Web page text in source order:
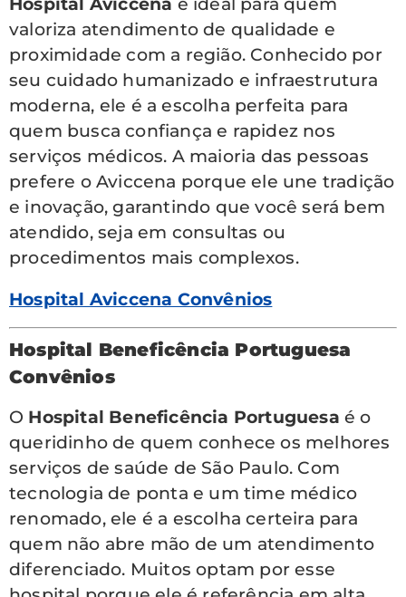
Hospital Aviccena é ideal para quem
valoriza atendimento de qualidade e
proximidade com a região. Conhecido por
seu cuidado humanizado e infraestrutura
moderna, ele é a escolha perfeita para
quem busca confiança e rapidez nos
serviços médicos. A maioria das pessoas
prefere o Aviccena porque ele une tradição
e inovação, garantindo que você será bem
atendido, seja em consultas ou
procedimentos mais complexos.
Hospital Aviccena Convênios
Hospital Beneficência Portuguesa
Convênios
O Hospital Beneficência Portuguesa é o
queridinho de quem conhece os melhores
serviços de saúde de São Paulo. Com
tecnologia de ponta e um time médico
renomado, ele é a escolha certeira para
quem não abre mão de um atendimento
diferenciado. Muitos optam por esse